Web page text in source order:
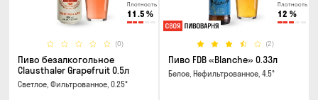
Плотность
11.5 %
(0)
Пиво безалкогольное
Clausthaler Grapefruit 0.5л
Светлое, Фильтрованное, 0.25°
Плотность
12 %
(2)
Пиво FDB «Blanche» 0.33л
Белое, Нефильтрованное, 4.5°